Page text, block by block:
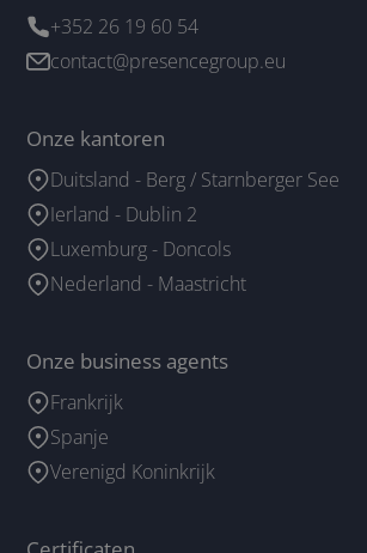
+352 26 19 60 54
contact@presencegroup.eu
Onze kantoren
Duitsland - Berg / Starnberger See
Ierland - Dublin 2
Luxemburg - Doncols
Nederland - Maastricht
Onze business agents
Frankrijk
Spanje
Verenigd Koninkrijk